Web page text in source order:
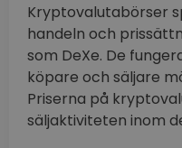
Kryptovalutabörser
handeln och
som DeXe. De
köpare och säljare
Priserna på
säljaktiviteten inom